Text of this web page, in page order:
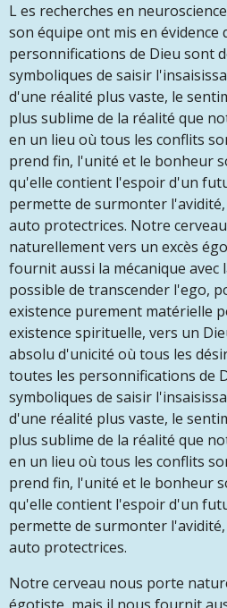
L es recherches en
son équipe ont mis en évidence
personnifications de Dieu sont
symboliques de saisir
d'une réalité plus vaste, le
plus sublime de la réalité que
en un lieu où tous les conflits
prend fin, l'unité et le bonheur
qu'elle contient l'espoir d'un
permette de surmonter
auto protectrices. Notre
naturellement vers un excès
fournit aussi la mécanique avec
possible de transcender l'ego,
existence purement matérielle
existence spirituelle, vers un
absolu d'unicité où tous les
toutes les personnifications de
symboliques de saisir
d'une réalité plus vaste, le
plus sublime de la réalité que
en un lieu où tous les conflits
prend fin, l'unité et le bonheur
qu'elle contient l'espoir d'un
permette de surmonter
auto protectrices.
Notre cerveau nous porte